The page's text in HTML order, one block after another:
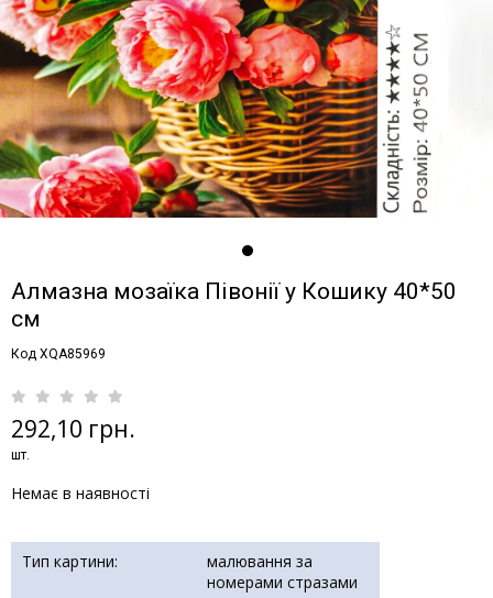
Алмазна мозаїка Півонії у Кошику 40*50
см
Код XQA85969
292,10 грн.
шт.
Немає в наявності
Тип картини:
малювання за
номерами стразами